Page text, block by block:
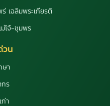
เฉลิมพระเกียรติ
โจ้-ชุมพร
วน
ษา
ร
า